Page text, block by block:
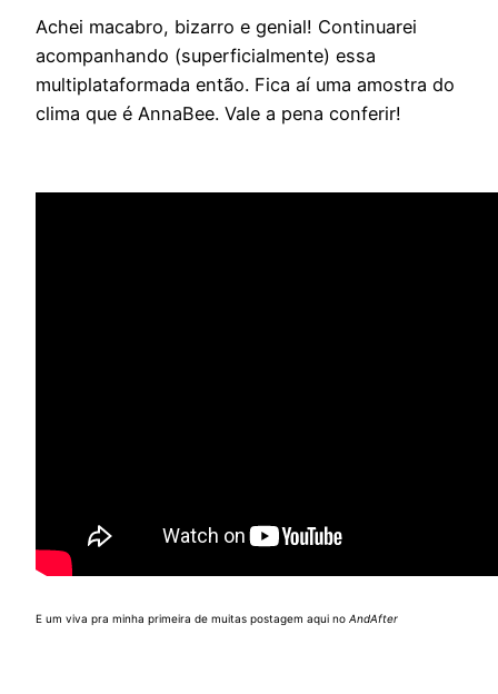
Achei macabro, bizarro e genial! Continuarei
acompanhando (superficialmente) essa
multiplataformada então. Fica aí uma amostra do
clima que é AnnaBee. Vale a pena conferir!
E um viva pra minha primeira de muitas postagem aqui no AndAfter